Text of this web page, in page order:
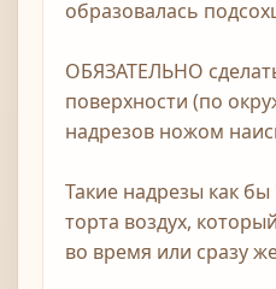
образовалась
ОБЯЗАТЕЛЬНО
поверхности (по
надрезов ножом
Такие надрезы как
торта воздух,
во время или сразу